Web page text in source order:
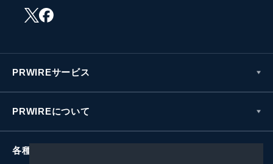
PRWIREサービス
PRWIREについて
各種お問い合わせ